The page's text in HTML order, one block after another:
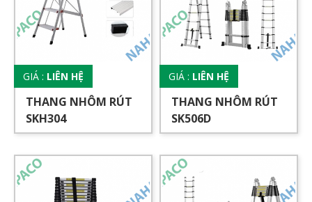
GIÁ : LIÊN HỆ
THANG NHÔM RÚT
SKH304
GIÁ : LIÊN HỆ
THANG NHÔM RÚT
SK506D